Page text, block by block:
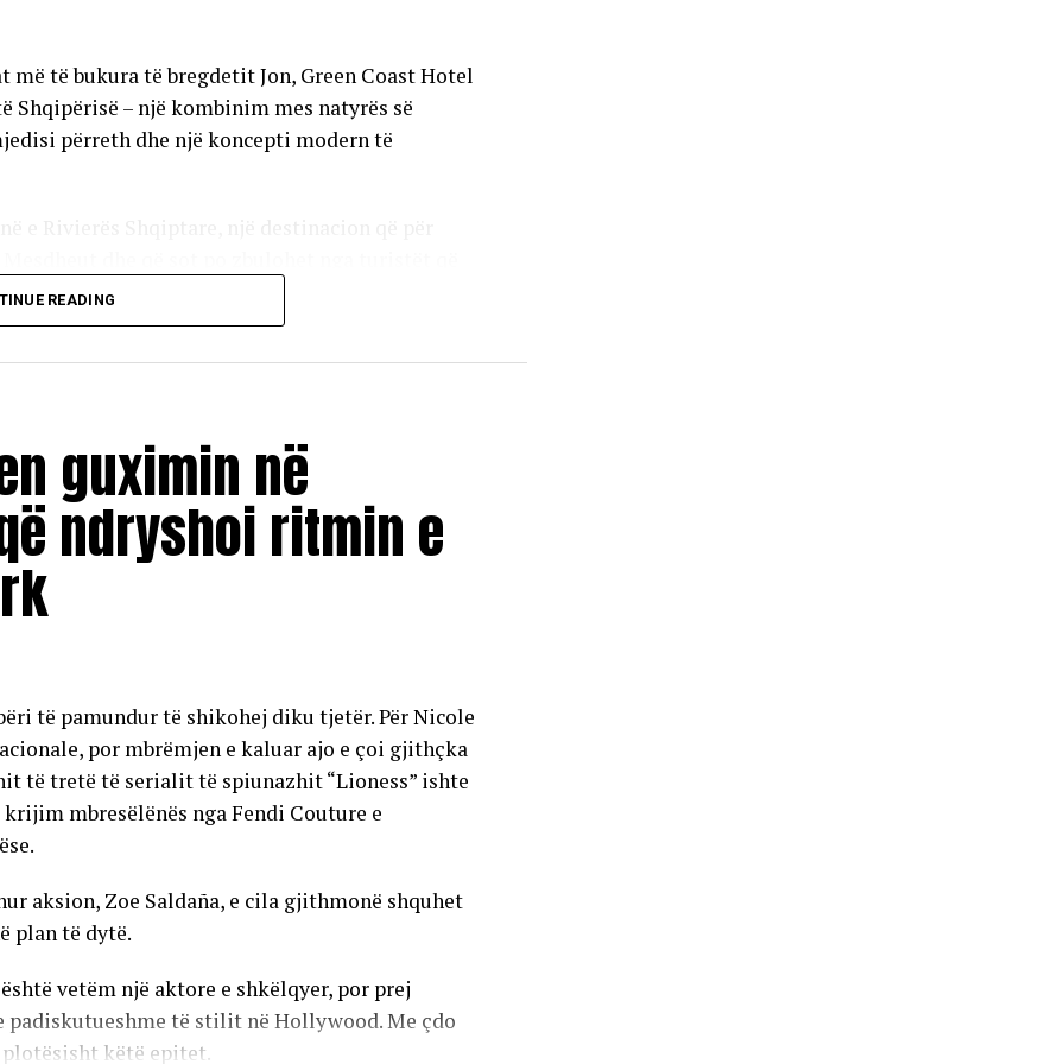
më të bukura të bregdetit Jon, Green Coast Hotel
– një kombinim mes natyrës së
përreth dhe një koncepti modern të
më të afërt me natyrën.
me pamje të pandërprerë nga deti, gastronomi
dedikuara që lidhin vizitorët me natyrën dhe
se si ndërton një raport harmonik me
tradicional, hoteli synon të prezantojë
që lidhen me detin, natyrën,
më shumë në hartën globale të udhëtimeve dhe
në këtë histori të re zhvillimi.
e vizionit për të krijuar një destinacion ku
globale të mikpritjes, duke ofruar një
vizitori.
READING
guximin në
ndryshoi ritmin e
të pamundur të shikohej diku tjetër. Për Nicole
por mbrëmjen e kaluar ajo e çoi gjithçka
të tretë të serialit të spiunazhit “Lioness” ishte
mbresëlënës nga Fendi Couture e
aksion, Zoe Saldaña, e cila gjithmonë shquhet
plan të dytë.
vetëm një aktore e shkëlqyer, por prej
padiskutueshme të stilit në Hollywood. Me çdo
plotësisht këtë epitet.